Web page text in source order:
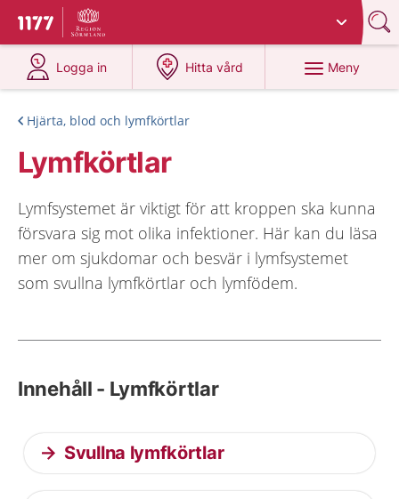
Till startsidan för 1177
Du har valt region
Logga in
på 1177.se
Hitta vård
på 1177.se
Meny
Hjärta, blod och lymfkörtlar
Lymfkörtlar
Lymfsystemet är viktigt för att kroppen ska kunna
försvara sig mot olika infektioner. Här kan du läsa
mer om sjukdomar och besvär i lymfsystemet
som svullna lymfkörtlar och lymfödem.
Innehåll - Lymfkörtlar
Svullna lymfkörtlar